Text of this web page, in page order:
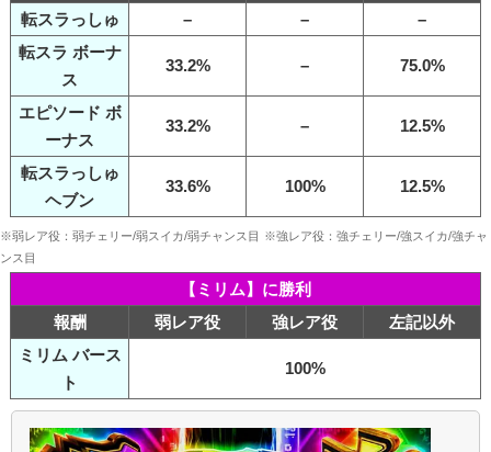
転スラっしゅ
– –
–
転スラ ボーナ
ス
33.2% – 75.0%
エピソード ボ
ーナス
33.2% – 12.5%
転スラっしゅ
ヘブン
33.6% 100% 12.5%
※弱レア役：弱チェリー/弱スイカ/弱チャンス目 ※強レア役：強チェリー/強スイカ/強チャ
ンス目
【ミリム】に勝利
報酬
弱レア役 強レア役
左記以外
ミリム バース
ト
100%